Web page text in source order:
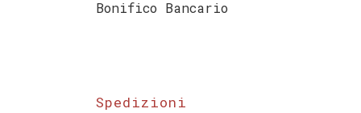
Bonifico Bancario
Spedizioni